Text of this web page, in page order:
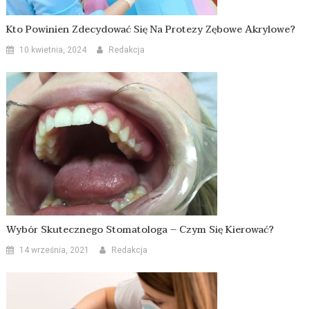
Kto Powinien Zdecydować Się Na Protezy Zębowe Akrylowe?
10 kwietnia, 2024 Redakcja
Wybór Skutecznego Stomatologa – Czym Się Kierować?
14 września, 2021 Redakcja